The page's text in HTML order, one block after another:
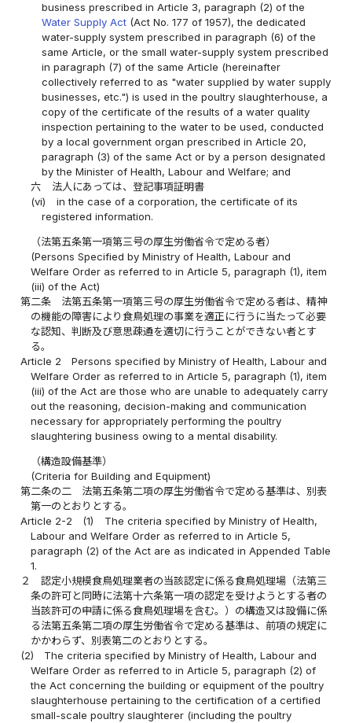
business prescribed in Article 3, paragraph (2) of the
Water Supply Act(Act No. 177 of 1957), the dedicated
water-supply system prescribed in paragraph (6) of the
same Article, or the small water-supply system prescribed
in paragraph (7) of the same Article (hereinafter
collectively referred to as "water supplied by water supply
businesses, etc.") is used in the poultry slaughterhouse, a
copy of the certificate of the results of a water quality
inspection pertaining to the water to be used, conducted
by a local government organ prescribed in Article 20,
paragraph (3) of the same Act or by a person designated
by the Minister of Health, Labour and Welfare; and
六
法人にあっては、登記事項証明書
(vi)
in the case of a corporation, the certificate of its
registered information.
（法第五条第一項第三号の厚生労働省令で定める者）
(Persons Specified by Ministry of Health, Labour and
Welfare Order as referred to in Article 5, paragraph (1), item
(iii) of the Act)
第二条
法第五条第一項第三号の厚生労働省令で定める者は、精神
の機能の障害により食鳥処理の事業を適正に行うに当たって必要
な認知、判断及び意思疎通を適切に行うことができない者とす
る。
Article 2
Persons specified by Ministry of Health, Labour and
Welfare Order as referred to in Article 5, paragraph (1), item
(iii) of the Act are those who are unable to adequately carry
out the reasoning, decision-making and communication
necessary for appropriately performing the poultry
slaughtering business owing to a mental disability.
（構造設備基準）
(Criteria for Building and Equipment)
第二条の二
法第五条第二項の厚生労働省令で定める基準は、別表
第一のとおりとする。
Article 2-2
(1)
The criteria specified by Ministry of Health,
Labour and Welfare Order as referred to in Article 5,
paragraph (2) of the Act are as indicated in Appended Table
1.
２
認定小規模食鳥処理業者の当該認定に係る食鳥処理場（法第三
条の許可と同時に法第十六条第一項の認定を受けようとする者の
当該許可の申請に係る食鳥処理場を含む。）の構造又は設備に係
る法第五条第二項の厚生労働省令で定める基準は、前項の規定に
かかわらず、別表第二のとおりとする。
(2)
The criteria specified by Ministry of Health, Labour and
Welfare Order as referred to in Article 5, paragraph (2) of
the Act concerning the building or equipment of the poultry
slaughterhouse pertaining to the certification of a certified
small-scale poultry slaughterer (including the poultry